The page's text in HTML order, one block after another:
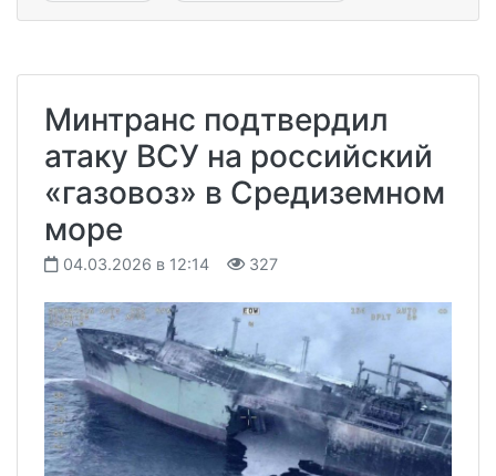
Минтранс подтвердил
атаку ВСУ на российский
«газовоз» в Средиземном
море
04.03.2026 в 12:14 327